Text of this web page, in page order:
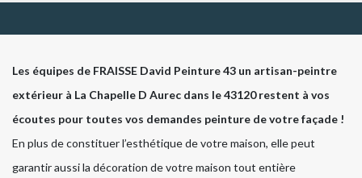
Les équipes de FRAISSE David Peinture 43 un artisan-peintre
extérieur à La Chapelle D Aurec dans le 43120 restent à vos
écoutes pour toutes vos demandes peinture de votre façade !
En plus de constituer l’esthétique de votre maison, elle peut
garantir aussi la décoration de votre maison tout entière